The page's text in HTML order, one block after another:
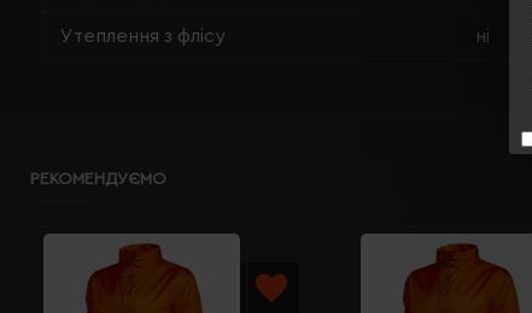
Утеплення з флісу ні
РЕКОМЕНДУЄМО